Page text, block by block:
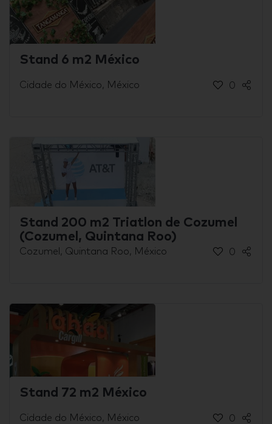
Stand 6 m2 México
Cidade do México, México 0
Stand 200 m2 Triatlon de Cozumel
(Cozumel, Quintana Roo)
Cozumel, Quintana Roo, México 0
Stand 72 m2 México
Cidade do México, México 0